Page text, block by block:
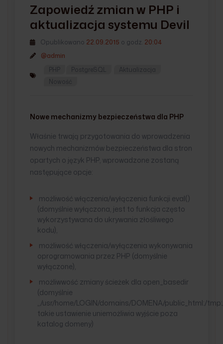
Zapowiedź zmian w PHP i
aktualizacja systemu Devil
Opublikowano 22.09.2015 o godz. 20:04
@admin
PHP
PostgreSQL
Aktualizacja
Nowość
Nowe mechanizmy bezpieczeństwa dla PHP
Właśnie trwają przygotowania do wprowadzenia
nowych mechanizmów bezpieczeństwa dla stron
opartych o język PHP, wprowadzone zostaną
następujące opcje:
możliwość włączenia/wyłączenia funkcji eval()
(domyślnie wyłączona, jest to funkcja często
wykorzystywana do ukrywania złośliwego
kodu),
możliwość włączenia/wyłączenia wykonywania
oprogramowania przez PHP (domyślnie
wyłączone),
możliwwość zmiany ścieżek dla open_basedir
(domyślnie
„/usr/home/LOGIN/domains/DOMENA/public_html:/
takie ustawienie uniemożliwia wyjście poza
katalog domeny)